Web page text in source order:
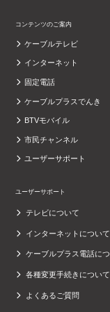
コンテンツのご案内
ケーブルテレビ
インターネット
固定電話
ケーブルプラスでんき
BTVモバイル
市民チャンネル
ユーザーサポート
ユーザーサポート
テレビについて
インターネットについて
ケーブルプラス電話に
各種変更手続きについて
よくあるご質問